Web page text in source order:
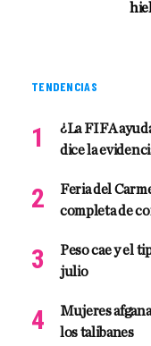
TENDENCIAS
¿La FIFA
dice la
Feria del
completa de
Peso cae y el
julio
Mujeres
los talibanes